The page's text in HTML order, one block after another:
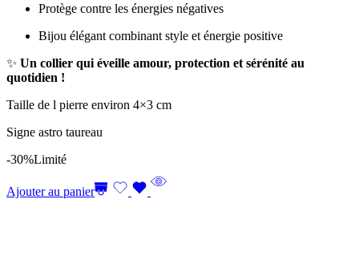
Protège contre les énergies négatives
Bijou élégant combinant style et énergie positive
✨ Un collier qui éveille amour, protection et sérénité au
quotidien !
Taille de l pierre environ 4×3 cm
Signe astro taureau
-30%Limité
Ajouter au panier